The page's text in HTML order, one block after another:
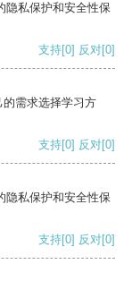
隐私保护和安全性保
支持[0] 反对[0]
需求选择学习方
支持[0] 反对[0]
隐私保护和安全性保
支持[0] 反对[0]